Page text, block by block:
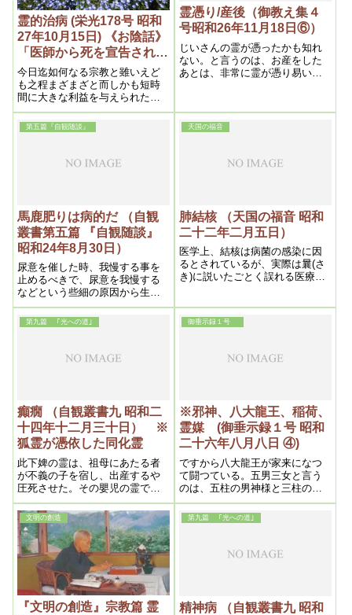
霊的治病 (栄光178号 昭和
27年10月15日) 《お陰話》
「医師から死を宣告された
婦人三日間に亘る痙攣から
救わる」
今日迄如何なる宗教と雖いえど
も之程まざまざと而しかも短時
間に大きな利益を与えられた例
は、本教信者以外ないであろ
う。従って本教の病気治療は、
科学的には毒素の排除療法であ
るから、つまり宗教と科学と両
霊憑り/産後（御教え集４
号昭和26年11月18日⑥）
じいさんの霊が憑ったかも知れ
ない。と言うのは、お産をした
あとは、非常に霊が憑り易い。
その為です。出るべき血が出な
かったので足に来た
第五篇『自観随談』
馬鹿肥りは病的だ （自観
叢書第五篇 『自観随談』
昭和24年8月30日）
尿意を催した時、我慢する事を
止めるべきで、尿意を我慢する
などという些細の原因から生命
を失う結果となる事を考えた
ら、実に恐ろしい話で大いに注
意すべきである。
天国の福音
肺結核 （天国の福音 昭和
二十二年二月五日）
医学上、結核は病菌の感染に因
るとされているが、実際は曩(さ
き)に説いたごとく誤れる医療の
である。
第九篇 ｢光への道｣
癲癇 （自観叢書九 昭和二
十四年十二月三十日） ※
狐霊が憑依した同化霊
此下婢の霊は、祖母にあたる者
が不義の子を宿し、出産するや
圧死させた。その嬰児の霊であ
る。その嬰児の霊へ、祖母に関
係ある狐霊が憑依し、同化霊と
なって活動したのである。
御垂示録１号
※邪神、八大龍王、稲荷、
霊媒 (御垂示録１号 昭和
二十六年八月八日 ④)
ですから八大龍王が家来になつ
て闘つている。五男三女と言う
のは、五柱の男神様と三柱の女
神様ですね。その又眷族があ
り、関係があります。
文明の創造
『文明の創造』宗教篇 霊
第九篇 ｢光への道｣
精神病 （自観叢書九 昭和